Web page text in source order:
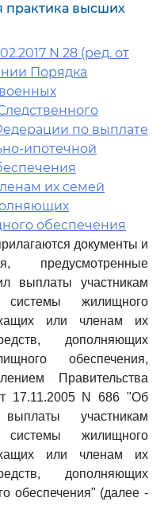
практика высших
N 28 (ред. от
Порядка
по выплате
ипотечной
их семей
обеспечения
документы и
предусмотренные
выплаты участникам
системы жилищного
или членам их
дополняющих
обеспечения,
Правительства
17.11.2005 N 686 "Об
участникам
системы жилищного
или членам их
дополняющих
обеспечения" (далее -